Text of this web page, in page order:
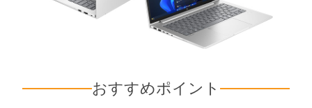
おすすめポイント